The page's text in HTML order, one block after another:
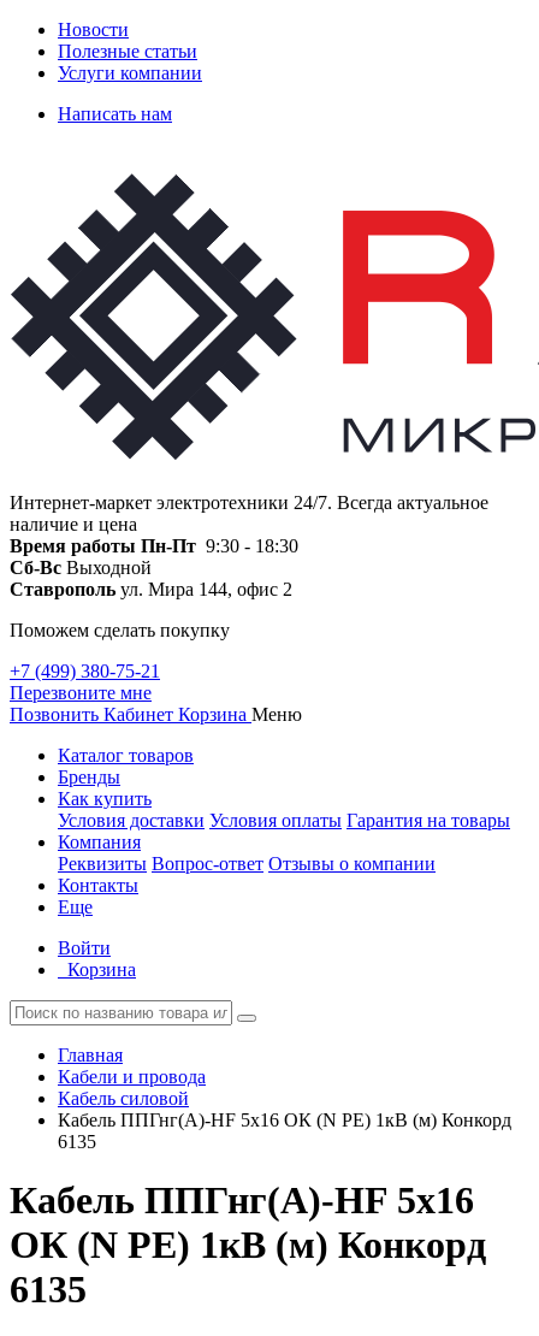
Новости
Полезные статьи
Услуги компании
Написать нам
Интернет-маркет электротехники 24/7. Всегда актуальное
наличие и цена
Время работы Пн-Пт 9:30 - 18:30
Сб-Вс Выходной
Ставрополь ул. Мира 144, офис 2
Поможем сделать покупку
+7 (499) 380-75-21
Перезвоните мне
Позвонить Кабинет Корзина Меню
Каталог товаров
Бренды
Как купить
Условия доставки Условия оплаты Гарантия на товары
Компания
Реквизиты Вопрос-ответ Отзывы о компании
Контакты
Еще
Войти
Корзина
Главная
Кабели и провода
Кабель силовой
Кабель ППГнг(А)-HF 5х16 ОК (N PE) 1кВ (м) Конкорд
6135
Кабель ППГнг(А)-HF 5х16
ОК (N PE) 1кВ (м) Конкорд
6135